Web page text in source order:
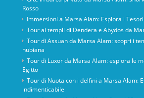
Rosso
Immersioni a Marsa Alam: Esplora i
Tour ai templi di Dendera e Abydos da
Tour di Assuan da Marsa Alam: scopri i
nubiana
Tour di Luxor da Marsa Alam: esplora le
Egitto
Tour di Nuota con i delfini a Marsa Alam:
indimenticabile